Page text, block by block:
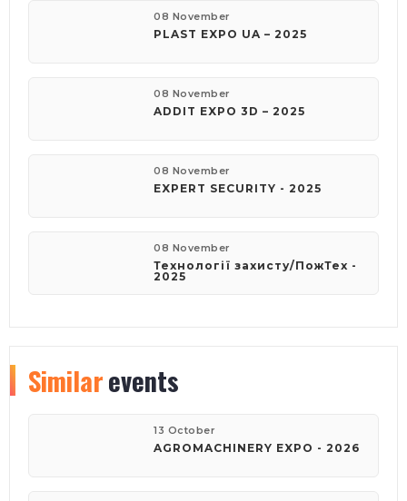
08 November
PLAST EXPO UA – 2025
08 November
ADDIT EXPO 3D – 2025
08 November
EXPERT SECURITY - 2025
08 November
Технології захисту/ПожТех -
2025
Similarevents
13 October
AGROMACHINERY EXPO - 2026